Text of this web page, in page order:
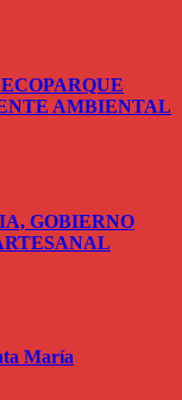
AMBIENTAL
GOBIERNO
María